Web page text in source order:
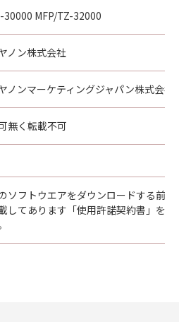
ることなしに「本ソフト
一部を、直接または間接
ん。
が「本ソフトウエア」を
点で発効し、下記(2)また
まで有効に存続します。
トウエア」及びその複
び消去することにより、
とができます。
様が本契約のいずれかの条
ちに本契約を終了させる
による本契約の終了後直
ア」及びその複製物のす
30000 MFP/TZ-32000
ノン株式会社
ノンマーケティングジャパン株式会社
無く転載不可
ソフトウエアをダウンロードする前
してあります「使用許諾契約書」を